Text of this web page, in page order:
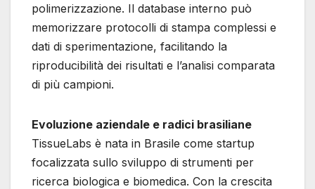
polimerizzazione. Il database interno può
memorizzare protocolli di stampa complessi e
dati di sperimentazione, facilitando la
riproducibilità dei risultati e l’analisi comparata
di più campioni.
Evoluzione aziendale e radici brasiliane
TissueLabs è nata in Brasile come startup
focalizzata sullo sviluppo di strumenti per
ricerca biologica e biomedica. Con la crescita